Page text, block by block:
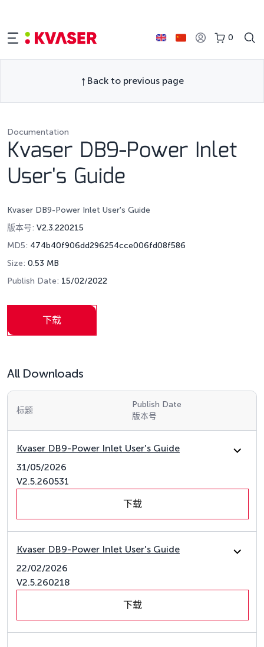
0
Back to previous page
Documentation
Kvaser DB9-Power Inlet
User's Guide
Kvaser DB9-Power Inlet User's Guide
版本号: V2.3.220215
MD5: 474b40f906dd296254cce006fd08f586
Size: 0.53 MB
Publish Date: 15/02/2022
下载
All Downloads
标题
Publish Date
版本号
Kvaser DB9-Power Inlet User's Guide
31/05/2026
V2.5.260531
下载
Kvaser DB9-Power Inlet User's Guide
22/02/2026
V2.5.260218
下载